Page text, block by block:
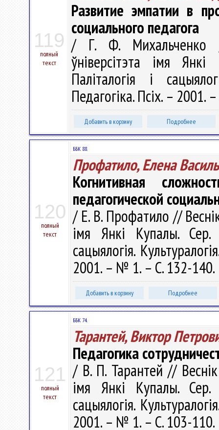
119
полный
текст
Развитие эмпатии в
социального педагога
/ Г. Ф. Михальченко //
ўніверсітэта імя
Паліталогія і
Педагогіка. Псіх. –
Добавить в корзину Подробнее
120
полный
текст
ББК 88.
Профатило, Елена
Когнитивная
педагогической
/ Е. В. Профатило //
імя Янкі Купалы. Сер.
сацыялогія.
2001. – № 1. – С. 132-140.
Добавить в корзину Подробнее
121
полный
текст
ББК 74.
Тарантей, Виктор
Педагогика
/ В. П. Тарантей // Веснік
імя Янкі Купалы. Сер.
сацыялогія.
2001. – № 1. – С. 103-110.